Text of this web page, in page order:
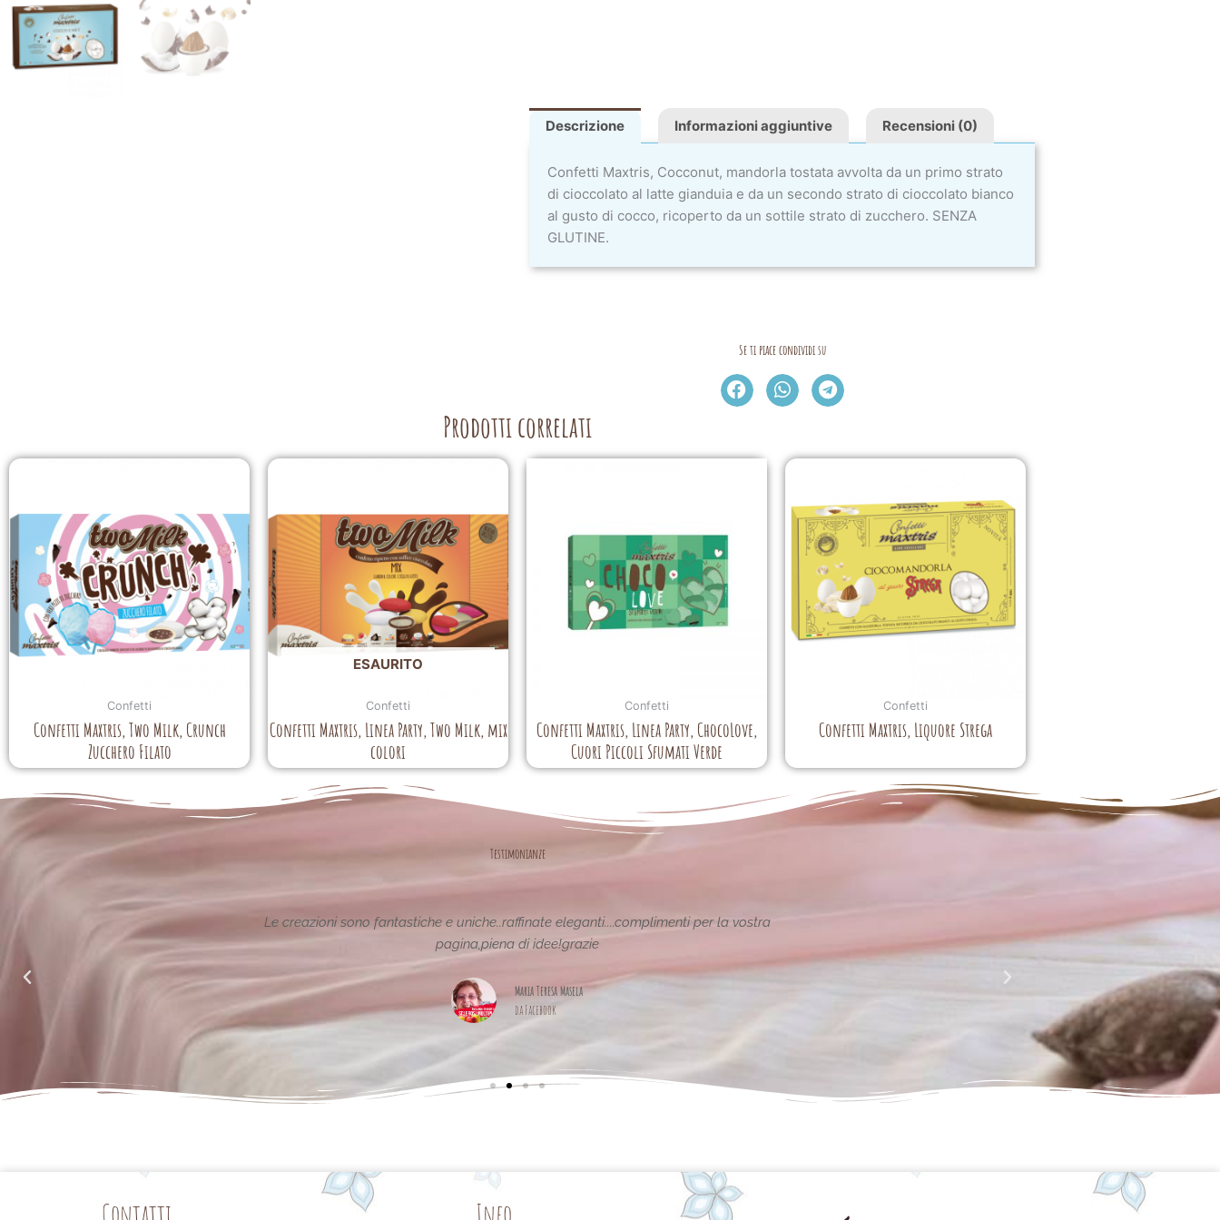
Descrizione Informazioni aggiuntive Recensioni (0)
Confetti Maxtris, Cocconut, mandorla tostata avvolta da un primo strato
di cioccolato al latte gianduia e da un secondo strato di cioccolato bianco
al gusto di cocco, ricoperto da un sottile strato di zucchero. SENZA
GLUTINE.
Se ti piace condividi su
Prodotti correlati
Confetti
Confetti Maxtris, Two Milk, Crunch
Zucchero Filato
ESAURITO
Confetti
Confetti Maxtris, Linea Party, Two Milk, mix
colori
Confetti
Confetti Maxtris, Linea Party, ChocoLove,
Cuori Piccoli Sfumati Verde
Confetti
Confetti Maxtris, Liquore Strega
Testimonianze
reinterpretata in chiave
richieste di noi mamme.
Le creazioni sono fantastiche e uniche..raffinate eleganti....complimenti per la vostra
pagina,piena di idee!grazie
Maria Teresa Masela
da Facebook
La perfezione e l' armonia che è palese nei tuoi
Complimenti davvero!!!!
Giusy Rizzo
da Facebook